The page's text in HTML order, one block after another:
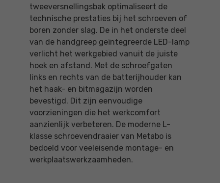
tweeversnellingsbak optimaliseert de
technische prestaties bij het schroeven of
boren zonder slag. De in het onderste deel
van de handgreep geïntegreerde LED-lamp
verlicht het werkgebied vanuit de juiste
hoek en afstand. Met de schroefgaten
links en rechts van de batterijhouder kan
het haak- en bitmagazijn worden
bevestigd. Dit zijn eenvoudige
voorzieningen die het werkcomfort
aanzienlijk verbeteren. De moderne L-
klasse schroevendraaier van Metabo is
bedoeld voor veeleisende montage- en
werkplaatswerkzaamheden.